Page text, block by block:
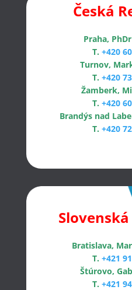
Česká
Praha,
T. +420
Turnov,
T. +420
Žamberk,
T. +420
Brandýs nad
T. +420
Bratislava,
T. +421
Štúrovo,
T. +421